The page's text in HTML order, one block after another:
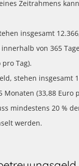
Zeitrahmens
insgesamt
von 365
Tag).
stehen insgesamt
(33,88 Euro
mindestens 20 %
werden.